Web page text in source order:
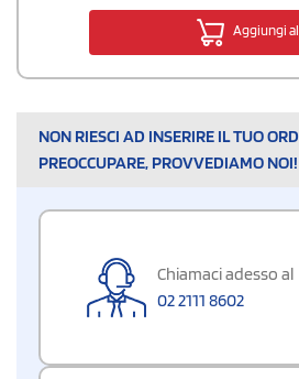
Aggiungi
NON RIESCI AD INSERIRE IL TUO
PREOCCUPARE, PROVVEDIAMO NOI!
Chiamaci adesso al
02 2111 8602